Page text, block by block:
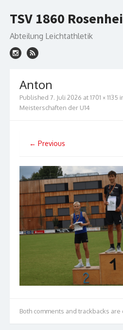
to
TSV 1860
Abteilung Leichtathletik
Anton
Published 7. Juli 2026 at1701 × 1135
Meisterschaften der U14
← Previous
Both comments and trackbacks